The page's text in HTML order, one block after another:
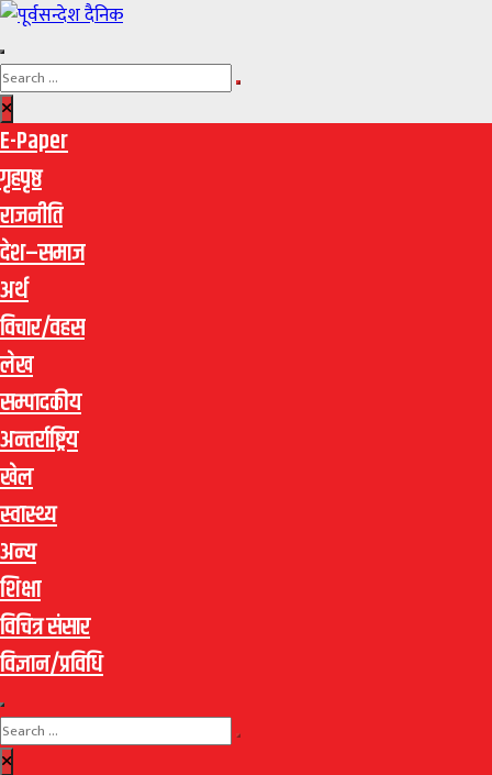
E-Paper
गृहपृष्ठ
राजनीति
देश–समाज
अर्थ
विचार/वहस
लेख
सम्पादकीय
अन्तर्राष्ट्रिय
खेल
स्वास्थ्य
अन्य
शिक्षा
विचित्र संसार
विज्ञान/प्रविधि